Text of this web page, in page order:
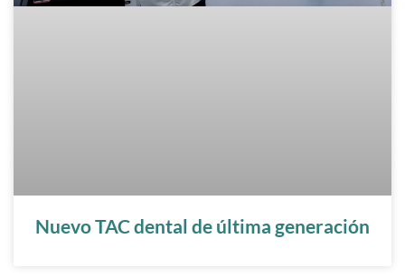
Nuevo TAC dental de última generación